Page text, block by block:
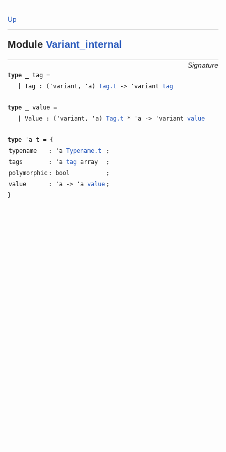
Up
Module Variant_internal
Signature
type _ tag =
| Tag : ('variant, 'a)Tag.t -> 'varianttag
type _ value =
| Value : ('variant, 'a)Tag.t * 'a -> 'variantvalue
type 'a t = {
typename
: 'aTypename.t
;
tags
: 'atag array
;
polymorphic : bool
;
value
: 'a -> 'avalue ;
}